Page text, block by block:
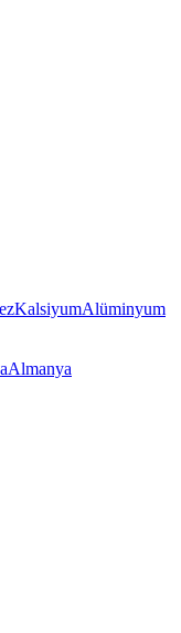
KalsiyumAlüminyum
Almanya